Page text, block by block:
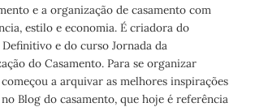
e a organização de casamento com
estilo e economia. É criadora do
e do curso Jornada da
do Casamento. Para se organizar
a arquivar as melhores inspirações
Blog do casamento, que hoje é referência